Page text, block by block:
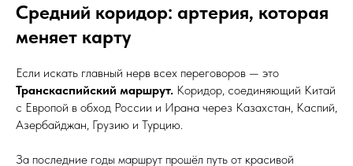
Средний коридор: артерия, которая
меняет карту
Если искать главный нерв всех переговоров — это
Транскаспийский маршрут. Коридор, соединяющий Китай
с Европой в обход России и Ирана через Казахстан, Каспий,
Азербайджан, Грузию и Турцию.
За последние годы маршрут прошёл путь от красивой